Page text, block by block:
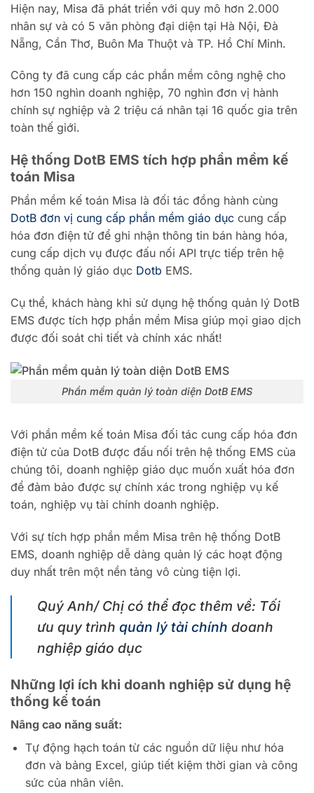
Hiện nay, Misa đã phát triển với quy mô hơn 2.000
nhân sự và có 5 văn phòng đại diện tại Hà Nội, Đà
Nẵng, Cần Thơ, Buôn Ma Thuột và TP. Hồ Chí Minh.
Công ty đã cung cấp các phần mềm công nghệ cho
hơn 150 nghìn doanh nghiệp, 70 nghìn đơn vị hành
chính sự nghiệp và 2 triệu cá nhân tại 16 quốc gia trên
toàn thế giới.
Hệ thống DotB EMS tích hợp phần mềm kế
toán Misa
Phần mềm kế toán Misa là đối tác đồng hành cùng
DotB đơn vị cung cấp phần mềm giáo dục cung cấp
hóa đơn điện tử để ghi nhận thông tin bán hàng hóa,
cung cấp dịch vụ được đấu nối API trực tiếp trên hệ
thống quản lý giáo dục Dotb EMS.
Cụ thể, khách hàng khi sử dụng hệ thống quản lý DotB
EMS được tích hợp phần mềm Misa giúp mọi giao dịch
được đối soát chi tiết và chính xác nhất!
Phần mềm quản lý toàn diện DotB EMS
Với phần mềm kế toán Misa đối tác cung cấp hóa đơn
điện tử của DotB được đấu nối trên hệ thống EMS của
chúng tôi, doanh nghiệp giáo dục muốn xuất hóa đơn
để đảm bảo được sự chính xác trong nghiệp vụ kế
toán, nghiệp vụ tài chính doanh nghiệp.
Với sự tích hợp phần mềm Misa trên hệ thống DotB
EMS, doanh nghiệp dễ dàng quản lý các hoạt động
duy nhất trên một nền tảng vô cùng tiện lợi.
Quý Anh/ Chị có thể đọc thêm về: Tối
ưu quy trình quản lý tài chính doanh
nghiệp giáo dục
Những lợi ích khi doanh nghiệp sử dụng hệ
thống kế toán
Nâng cao năng suất:
Tự động hạch toán từ các nguồn dữ liệu như hóa
đơn và bảng Excel, giúp tiết kiệm thời gian và công
sức của nhân viên.